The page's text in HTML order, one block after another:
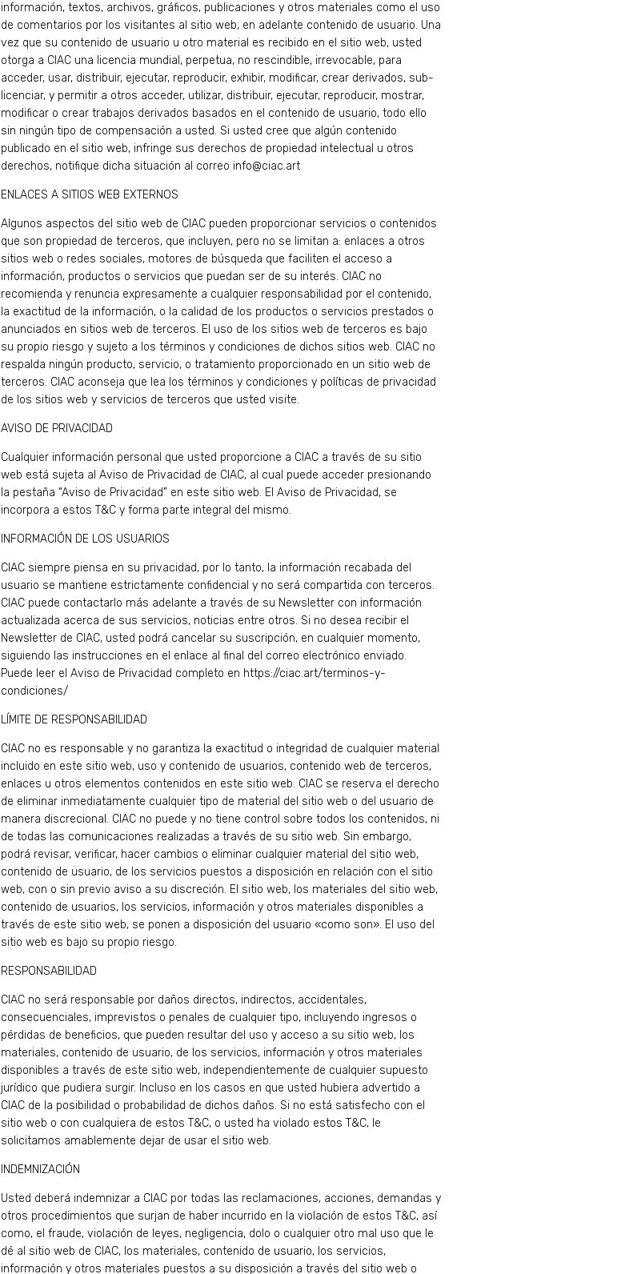
información, textos, archivos, gráficos, publicaciones y otros materiales como el uso
de comentarios por los visitantes al sitio web, en adelante contenido de usuario. Una
vez que su contenido de usuario u otro material es recibido en el sitio web, usted
otorga a CIAC una licencia mundial, perpetua, no rescindible, irrevocable, para
acceder, usar, distribuir, ejecutar, reproducir, exhibir, modificar, crear derivados, sub-
licenciar, y permitir a otros acceder, utilizar, distribuir, ejecutar, reproducir, mostrar,
modificar o crear trabajos derivados basados en el contenido de usuario, todo ello
sin ningún tipo de compensación a usted. Si usted cree que algún contenido
publicado en el sitio web, infringe sus derechos de propiedad intelectual u otros
derechos, notifique dicha situación al correo info@ciac.art
ENLACES A SITIOS WEB EXTERNOS
Algunos aspectos del sitio web de CIAC pueden proporcionar servicios o contenidos
que son propiedad de terceros, que incluyen, pero no se limitan a: enlaces a otros
sitios web o redes sociales, motores de búsqueda que faciliten el acceso a
información, productos o servicios que puedan ser de su interés. CIAC no
recomienda y renuncia expresamente a cualquier responsabilidad por el contenido,
la exactitud de la información, o la calidad de los productos o servicios prestados o
anunciados en sitios web de terceros. El uso de los sitios web de terceros es bajo
su propio riesgo y sujeto a los términos y condiciones de dichos sitios web. CIAC no
respalda ningún producto, servicio, o tratamiento proporcionado en un sitio web de
terceros. CIAC aconseja que lea los términos y condiciones y políticas de privacidad
de los sitios web y servicios de terceros que usted visite.
AVISO DE PRIVACIDAD
Cualquier información personal que usted proporcione a CIAC a través de su sitio
web está sujeta al Aviso de Privacidad de CIAC, al cual puede acceder presionando
la pestaña “Aviso de Privacidad” en este sitio web. El Aviso de Privacidad, se
incorpora a estos T&C y forma parte integral del mismo.
INFORMACIÓN DE LOS USUARIOS
CIAC siempre piensa en su privacidad, por lo tanto, la información recabada del
usuario se mantiene estrictamente confidencial y no será compartida con terceros.
CIAC puede contactarlo más adelante a través de su Newsletter con información
actualizada acerca de sus servicios, noticias entre otros. Si no desea recibir el
Newsletter de CIAC, usted podrá cancelar su suscripción, en cualquier momento,
siguiendo las instrucciones en el enlace al final del correo electrónico enviado.
Puede leer el Aviso de Privacidad completo en https://ciac.art/terminos-y-
condiciones/
LÍMITE DE RESPONSABILIDAD
CIAC no es responsable y no garantiza la exactitud o integridad de cualquier material
incluido en este sitio web, uso y contenido de usuarios, contenido web de terceros,
enlaces u otros elementos contenidos en este sitio web. CIAC se reserva el derecho
de eliminar inmediatamente cualquier tipo de material del sitio web o del usuario de
manera discrecional. CIAC no puede y no tiene control sobre todos los contenidos, ni
de todas las comunicaciones realizadas a través de su sitio web. Sin embargo,
podrá revisar, verificar, hacer cambios o eliminar cualquier material del sitio web,
contenido de usuario, de los servicios puestos a disposición en relación con el sitio
web, con o sin previo aviso a su discreción. El sitio web, los materiales del sitio web,
contenido de usuarios, los servicios, información y otros materiales disponibles a
través de este sitio web, se ponen a disposición del usuario «como son». El uso del
sitio web es bajo su propio riesgo.
RESPONSABILIDAD
CIAC no será responsable por daños directos, indirectos, accidentales,
consecuenciales, imprevistos o penales de cualquier tipo, incluyendo ingresos o
pérdidas de beneficios, que pueden resultar del uso y acceso a su sitio web, los
materiales, contenido de usuario, de los servicios, información y otros materiales
disponibles a través de este sitio web, independientemente de cualquier supuesto
jurídico que pudiera surgir. Incluso en los casos en que usted hubiera advertido a
CIAC de la posibilidad o probabilidad de dichos daños. Si no está satisfecho con el
sitio web o con cualquiera de estos T&C, o usted ha violado estos T&C, le
solicitamos amablemente dejar de usar el sitio web.
INDEMNIZACIÓN
Usted deberá indemnizar a CIAC por todas las reclamaciones, acciones, demandas y
otros procedimientos que surjan de haber incurrido en la violación de estos T&C, así
como, el fraude, violación de leyes, negligencia, dolo o cualquier otro mal uso que le
dé al sitio web de CIAC, los materiales, contenido de usuario, los servicios,
información y otros materiales puestos a su disposición a través del sitio web o